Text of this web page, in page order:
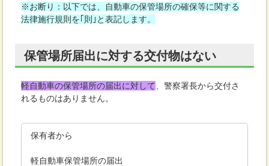
※お断り：以下では、自動車の保管場所の確保等に関する
法律施行規則を｢則｣と表記します。
保管場所届出に対する交付物はない
軽自動車の保管場所の届出に対して 、警察署長から交付さ
れるものはありません。
保有者から
軽自動車保管場所の届出